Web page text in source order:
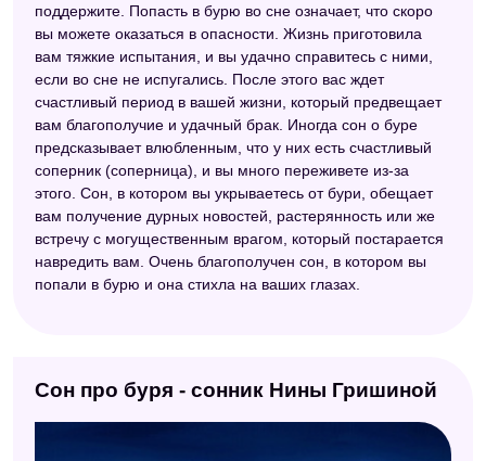
поддержите. Попасть в бурю во сне означает, что скоро
вы можете оказаться в опасности. Жизнь приготовила
вам тяжкие испытания, и вы удачно справитесь с ними,
если во сне не испугались. После этого вас ждет
счастливый период в вашей жизни, который предвещает
вам благополучие и удачный брак. Иногда сон о буре
предсказывает влюбленным, что у них есть счастливый
соперник (соперница), и вы много переживете из-за
этого. Сон, в котором вы укрываетесь от бури, обещает
вам получение дурных новостей, растерянность или же
встречу с могущественным врагом, который постарается
навредить вам. Очень благополучен сон, в котором вы
попали в бурю и она стихла на ваших глазах.
Сон про буря - сонник Нины Гришиной